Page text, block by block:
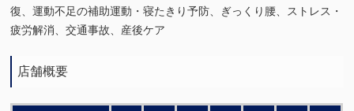
復、運動不足の補助運動・寝たきり予防、ぎっくり腰、ストレス・
疲労解消、交通事故、産後ケア
店舗概要